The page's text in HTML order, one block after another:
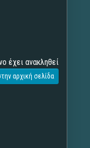
έχει ανακληθεί
αρχική σελίδα